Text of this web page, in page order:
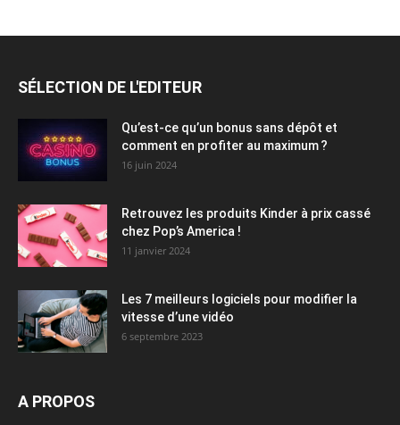
SÉLECTION DE L'EDITEUR
Qu’est-ce qu’un bonus sans dépôt et
comment en profiter au maximum ?
16 juin 2024
Retrouvez les produits Kinder à prix cassé
chez Pop’s America !
11 janvier 2024
Les 7 meilleurs logiciels pour modifier la
vitesse d’une vidéo
6 septembre 2023
A PROPOS